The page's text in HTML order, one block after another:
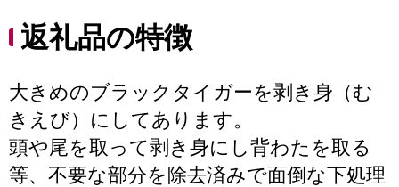
返礼品の特徴
大きめのブラックタイガーを剥き身（む
きえび）にしてあります。
頭や尾を取って剥き身にし背わたを取る
等、不要な部分を除去済みで面倒な下処理